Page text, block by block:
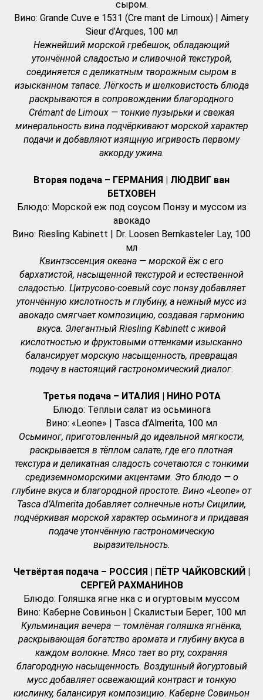
сыром.
Вино: Grande Cuve e 1531 (Cre mant de Limoux) | Aimery
Sieur d’Arques, 100 мл
Нежнейший морской гребешок, обладающий
утончённой сладостью и сливочной текстурой,
соединяется с деликатным творожным сыром в
изысканном тапасе. Лёгкость и шелковистость блюда
раскрываются в сопровождении благородного
Crémant de Limoux — тонкие пузырьки и свежая
минеральность вина подчёркивают морской характер
подачи и добавляют изящную игривость первому
аккорду ужина.
Вторая подача – ГЕРМАНИЯ | ЛЮДВИГ ван
БЕТХОВЕН
Блюдо: Морской еж под соусом Понзу и муссом из
авокадо
Вино: Riesling Kabinett | Dr. Loosen Bernkasteler Lay, 100
мл
Квинтэссенция океана — морской ёж с его
бархатистой, насыщенной текстурой и естественной
сладостью. Цитрусово-соевый соус понзу добавляет
утончённую кислотность и глубину, а нежный мусс из
авокадо смягчает композицию, создавая гармонию
вкуса. Элегантный Riesling Kabinett с живой
кислотностью и фруктовыми оттенками изысканно
балансирует морскую насыщенность, превращая
подачу в настоящий гастрономический диалог.
Третья подача – ИТАЛИЯ | НИНО РОТА
Блюдо: Тёплыи салат из осьминога
Вино: «Leone» | Tasca d’Almerita, 100 мл
Осьминог, приготовленный до идеальной мягкости,
раскрывается в тёплом салате, где его плотная
текстура и деликатная сладость сочетаются с тонкими
средиземноморскими акцентами. Это блюдо — о
глубине вкуса и благородной простоте. Вино «Leone» от
Tasca d’Almerita добавляет солнечные ноты Сицилии,
подчёркивая морской характер осьминога и придавая
подаче утончённую гастрономическую
выразительность.
Четвёртая подача – РОССИЯ | ПЁТР ЧАЙКОВСКИЙ |
CЕРГЕЙ РАХМАНИНОВ
Блюдо: Голяшка ягне нка с и огуртовым муссом
Вино: Каберне Совиньон | Скалистыи Берег, 100 мл
Кульминация вечера — томлёная голяшка ягнёнка,
раскрывающая богатство аромата и глубину вкуса в
каждом волокне. Мясо тает во рту, сохраняя
благородную насыщенность. Воздушный йогуртовый
мусс добавляет освежающий контраст и тонкую
кислинку, балансируя композицию. Каберне Совиньон